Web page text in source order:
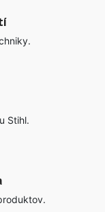
Stihl.